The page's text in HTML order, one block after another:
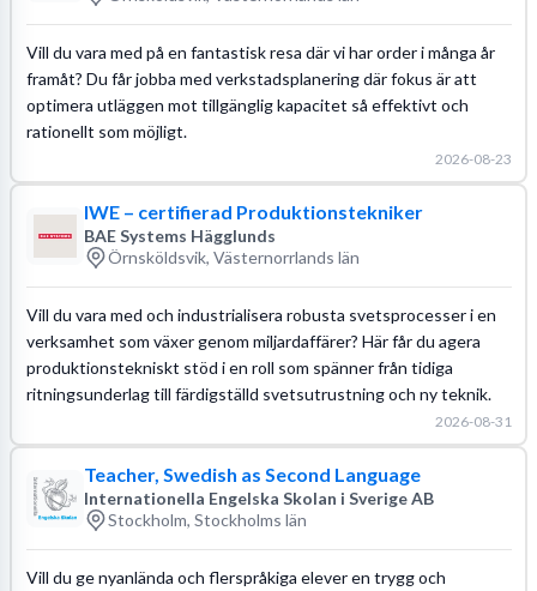
Vill du vara med på en fantastisk resa där vi har order i många år
framåt? Du får jobba med verkstadsplanering där fokus är att
optimera utläggen mot tillgänglig kapacitet så effektivt och
rationellt som möjligt.
2026-08-23
IWE – certifierad Produktionstekniker
BAE Systems Hägglunds
Örnsköldsvik, Västernorrlands län
Vill du vara med och industrialisera robusta svetsprocesser i en
verksamhet som växer genom miljardaffärer? Här får du agera
produktionstekniskt stöd i en roll som spänner från tidiga
ritningsunderlag till färdigställd svetsutrustning och ny teknik.
2026-08-31
Teacher, Swedish as Second Language
Internationella Engelska Skolan i Sverige AB
Stockholm, Stockholms län
Vill du ge nyanlända och flerspråkiga elever en trygg och